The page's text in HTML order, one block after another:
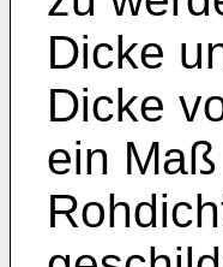
Dicke
Dicke
ein